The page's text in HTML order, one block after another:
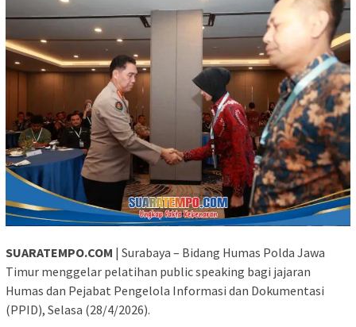
SUARATEMPO.COM | Surabaya – Bidang Humas Polda Jawa
Timur menggelar pelatihan public speaking bagi jajaran
Humas dan Pejabat Pengelola Informasi dan Dokumentasi
(PPID), Selasa (28/4/2026).